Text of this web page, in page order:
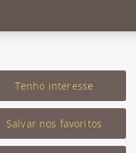
Tenho interesse
Salvar nos favoritos